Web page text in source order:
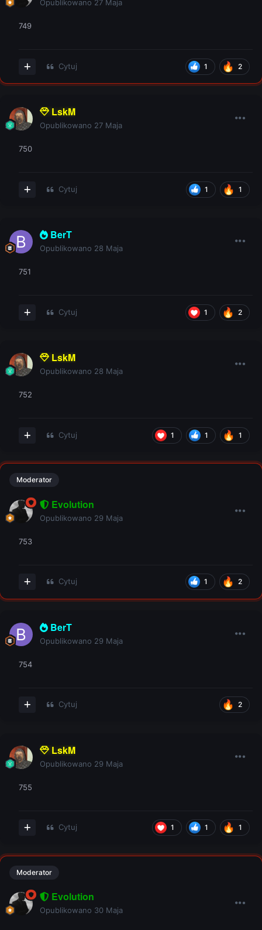
Opublikowano 27 Maja
749
1 2
Cytuj
LskM
Opublikowano 27 Maja
750
1 1
Cytuj
BerT
Opublikowano 28 Maja
751
1 2
Cytuj
LskM
Opublikowano 28 Maja
752
1 1 1
Cytuj
Moderator
Evolution
Opublikowano 29 Maja
753
1 2
Cytuj
BerT
Opublikowano 29 Maja
754
2
Cytuj
LskM
Opublikowano 29 Maja
755
1 1 1
Cytuj
Moderator
Evolution
Opublikowano 30 Maja